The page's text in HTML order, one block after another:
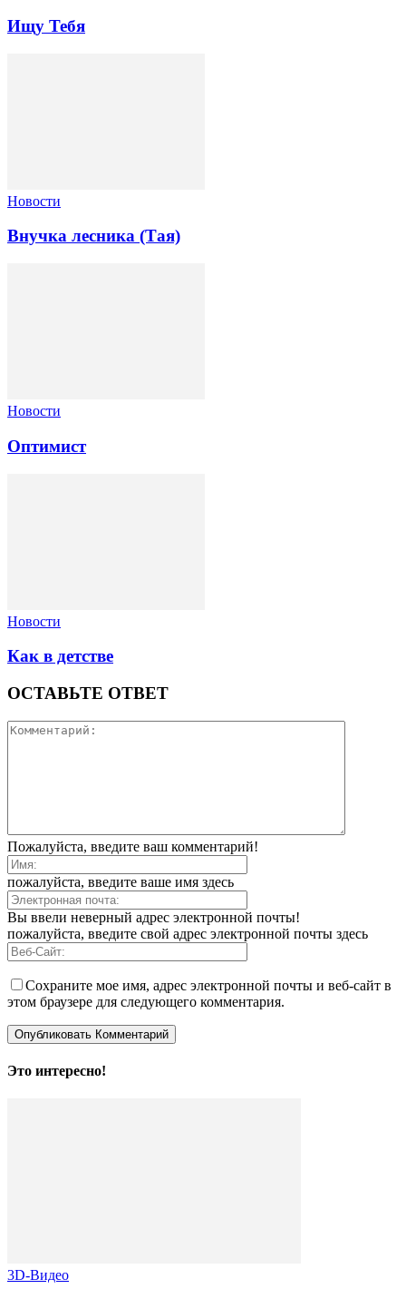
Ищу Тебя
Новости
Внучка лесника (Тая)
Новости
Оптимист
Новости
Как в детстве
ОСТАВЬТЕ ОТВЕТ
Пожалуйста, введите ваш комментарий!
пожалуйста, введите ваше имя здесь
Вы ввели неверный адрес электронной почты!
пожалуйста, введите свой адрес электронной почты здесь
Сохраните мое имя, адрес электронной почты и веб-сайт в
этом браузере для следующего комментария.
Это интересно!
3D-Видео